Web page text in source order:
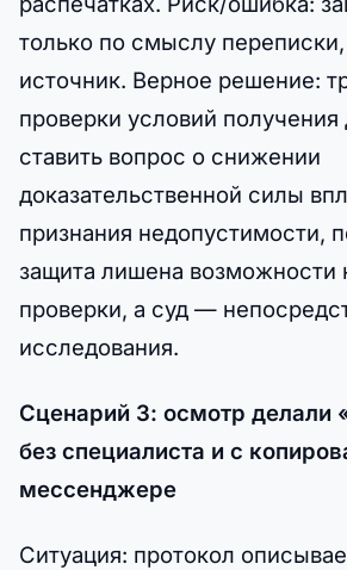
только по смыслу переписки,
источник. Верное решение:
проверки условий получения
ставить вопрос о снижении
доказательственной силы
признания недопустимости,
защита лишена возможности
проверки, а суд —
исследования.
Сценарий 3: осмотр делали
без специалиста и с
мессенджере
Ситуация: протокол